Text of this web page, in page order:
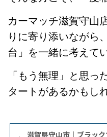
カーマッチ滋賀守山
りに寄り添いながら
台」を一緒に考えて
「もう無理」と思っ
タートがあるかもし
滋賀県守山市｜ブラッ